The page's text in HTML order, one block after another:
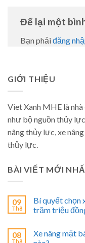
Để lại một
Bạn phải đăng
GIỚI THIỆU
Viet Xanh MHE là
như bộ nguồn thủy
nâng thủy lực, xe
thủy lực.
BÀI VIẾT MỚI
09
Th8
Bí quyết chọn
trăm triệu
08
Th8
Xe nâng mặt